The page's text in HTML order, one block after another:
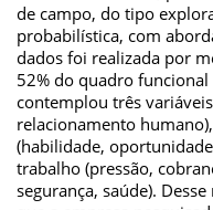
de campo, do tipo
probabilística, com
dados foi realizada por
52% do quadro
contemplou três
relacionamento
(habilidade,
trabalho (pressão,
segurança, saúde).